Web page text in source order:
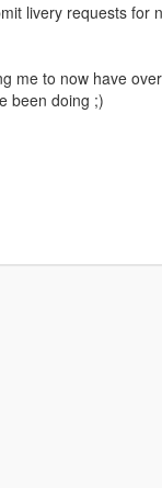
livery requests for
me to now have
been doing ;)